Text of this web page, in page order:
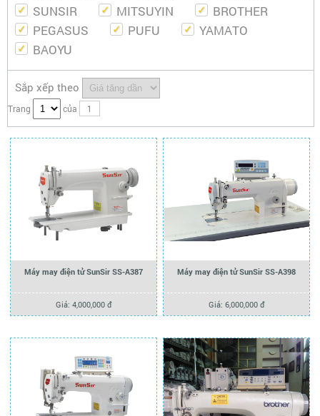
SUNSIR
MITSUYIN
BROTHER
PEGASUS
PUFU
YAMATO
BAOYU
Sắp xếp theo
Trang của 1
Máy may điện tử SunSir SS-A387
Giá: 4,000,000 đ
Máy may điện tử SunSir SS-A398
Giá: 6,000,000 đ